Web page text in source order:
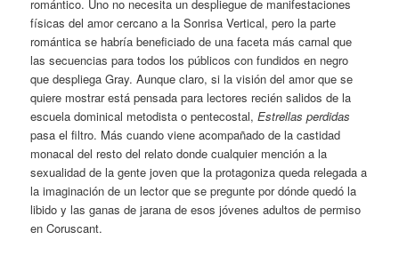
romántico. Uno no necesita un despliegue de manifestaciones
físicas del amor cercano a la Sonrisa Vertical, pero la parte
romántica se habría beneficiado de una faceta más carnal que
las secuencias para todos los públicos con fundidos en negro
que despliega Gray. Aunque claro, si la visión del amor que se
quiere mostrar está pensada para lectores recién salidos de la
escuela dominical metodista o pentecostal,Estrellas perdidas
pasa el filtro. Más cuando viene acompañado de la castidad
monacal del resto del relato donde cualquier mención a la
sexualidad de la gente joven que la protagoniza queda relegada a
la imaginación de un lector que se pregunte por dónde quedó la
libido y las ganas de jarana de esos jóvenes adultos de permiso
en Coruscant.